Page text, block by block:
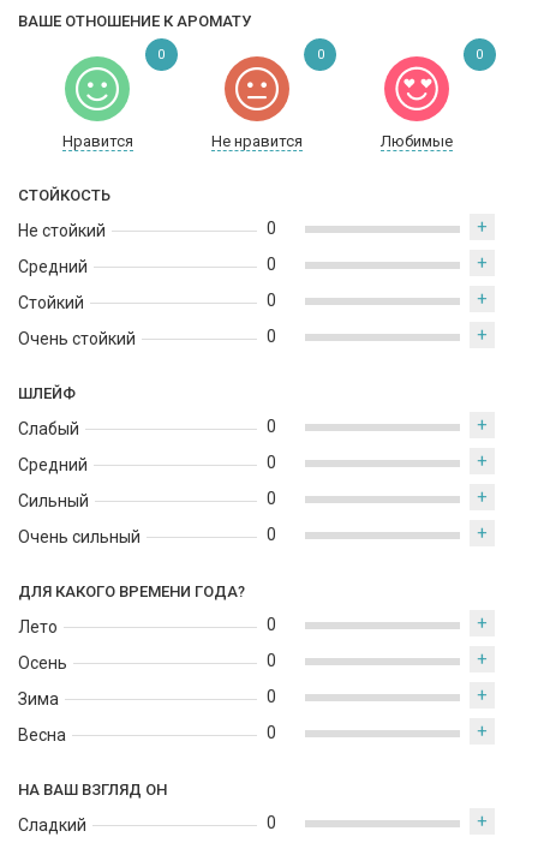
мягкой и уютной базе, сплетенной из хвойно-дымного запаха
виргинского кедра, тонких песчаных нот, волнующего мускуса
и солоновато-смолистых оттенков амбры.
ВАШЕ ОТНОШЕНИЕ К АРОМАТУ
Нравится Не нравится Любимые
0 0 0
СТОЙКОСТЬ
Не стойкий
Средний
Стойкий
Очень стойкий
0 +
0 +
0 +
0 +
ШЛЕЙФ
Слабый
Средний
Сильный
Очень сильный
0 +
0 +
0 +
0 +
ДЛЯ КАКОГО ВРЕМЕНИ ГОДА?
Лето
Осень
Зима
Весна
0 +
0 +
0 +
0 +
НА ВАШ ВЗГЛЯД ОН
Сладкий 0 +